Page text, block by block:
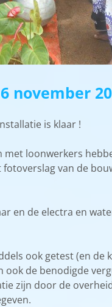
november
is klaar !
met loonwerkers
van de
en de electra en
ook getest (en de
ook de benodigde
zijn door de